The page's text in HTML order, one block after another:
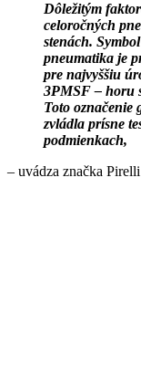
Dôležitým
celoročných
stenách.
pneumatika je
pre najvyššiu
3PMSF – horu
Toto označenie
zvládla prísne
podmienkach,
– uvádza značka